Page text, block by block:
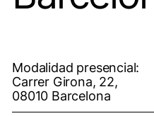
Modalidad presencial:
Carrer Girona, 22,
08010 Barcelona